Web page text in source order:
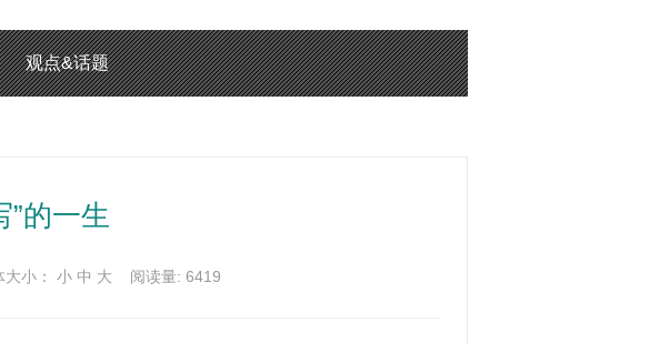
观点&话题
”的一生
小： 小 中 大 阅读量: 6419